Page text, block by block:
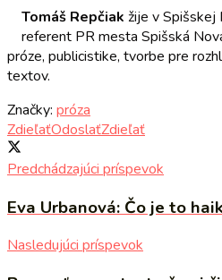
Tomáš Repčiak žije v Spišskej
referent PR mesta Spišská
próze, publicistike, tvorbe pre
textov.
Značky: próza
ZdieľaťOdoslaťZdieľať
Predchádzajúci príspevok
Eva Urbanová: Čo je to
Nasledujúci príspevok